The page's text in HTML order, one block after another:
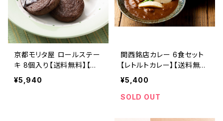
京都モリタ屋 ロールステー
キ 8個入り【送料無料】【ギ
フト プレゼント 贈り物 贈答
品 誕生日 お祝い 内祝い
¥5,940
関西銘店カレー 6食セット
【レトルトカレー】【送料無
料】【ギフト プレゼント 贈り
物 贈答品 誕生日 お祝い
内祝い 結婚祝い 出産祝い
¥5,400
SOLD OUT